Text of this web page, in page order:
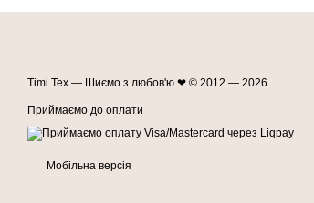
Timi Tex — Шиємо з любов'ю ❤ © 2012 — 2026
Приймаємо до оплати
Мобільна версія